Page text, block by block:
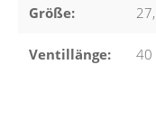
Größe:
Ventillänge: 40